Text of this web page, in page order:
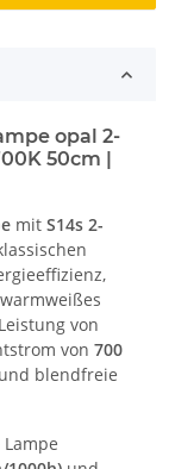
opal 2-
50cm |
mit S14s 2-
von
von 700
blendfreie